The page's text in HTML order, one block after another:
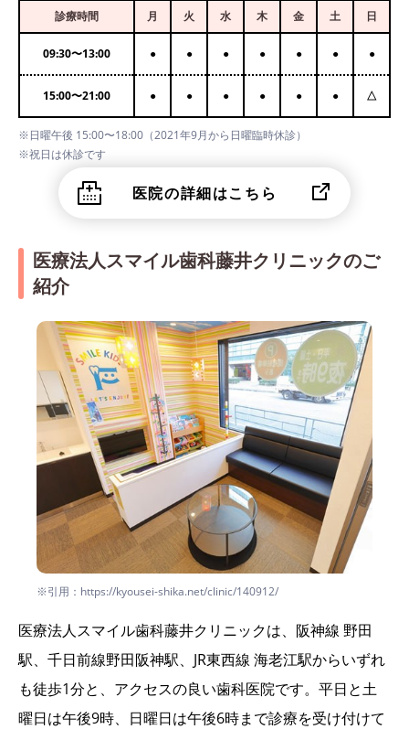
診療時間 月 火 水 木 金 土 日
09:30〜13:00 ● ● ● ● ● ● ●
15:00〜21:00 ● ● ● ● ● ● △
※日曜午後 15:00〜18:00（2021年9月から日曜臨時休診）
※祝日は休診です
医院の詳細はこちら
医療法人スマイル歯科藤井クリニックのご
紹介
※引用：https://kyousei-shika.net/clinic/140912/
医療法人スマイル歯科藤井クリニックは、阪神線 野田
駅、千日前線野田阪神駅、JR東西線 海老江駅からいずれ
も徒歩1分と、アクセスの良い歯科医院です。平日と土
曜日は午後9時、日曜日は午後6時まで診療を受け付けて